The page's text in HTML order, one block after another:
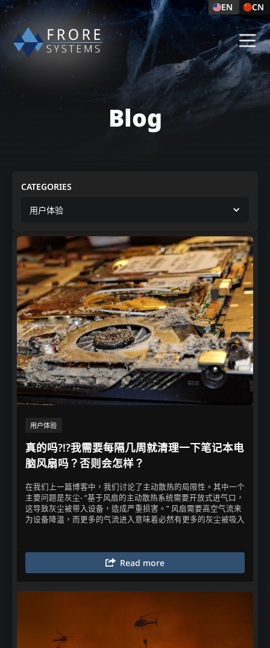
EN CN
Blog
用户体验​
真的吗?!?我需要每隔几周就清理一下笔记本电
脑风扇吗？否则会怎样？
在我们上一篇博客中，我们讨论了主动散热的局限性。其中一个
主要问题是灰尘- “基于风扇的主动散热系统需要开放式进气口，
这导致灰尘被带入设备，造成严重损害。” 风扇需要高空气流来
为设备降温，而更多的气流进入意味着必然有更多的灰尘被吸入​
Read more
CATEGORIES
用户体验​